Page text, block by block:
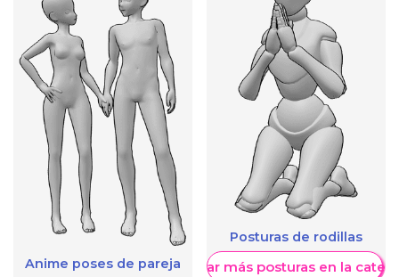
Anime poses de pareja
Posturas de rodillas
Mostrar más posturas en la